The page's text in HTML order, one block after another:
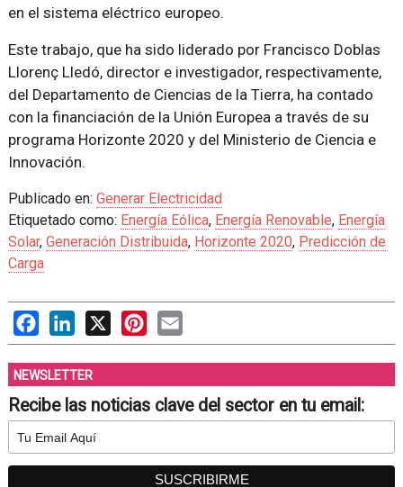
en el sistema eléctrico europeo.
Este trabajo, que ha sido liderado por Francisco Doblas
Llorenç Lledó, director e investigador, respectivamente,
del Departamento de Ciencias de la Tierra, ha contado
con la financiación de la Unión Europea a través de su
programa Horizonte 2020 y del Ministerio de Ciencia e
Innovación.
Publicado en: Generar Electricidad
Etiquetado como: Energía Eólica, Energía Renovable, Energía
Solar, Generación Distribuida, Horizonte 2020, Predicción de
Carga
FacebookLinkedIn
X PinterestEmail
NEWSLETTER
Recibe las noticias clave del sector en tu email: